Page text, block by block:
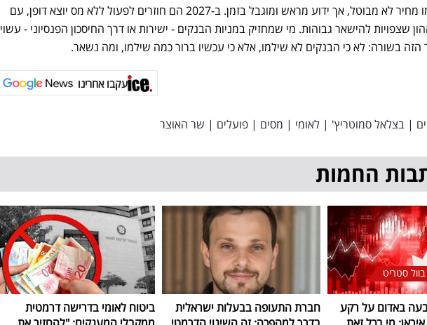
הבנקים ישלמו מחיר לא מבוטל, אך ידוע מראש ומוגבל בזמן. ב-2027 הם חוזרים לפעול ללא מס יוצא דופן, עם
שצפויות להישאר גבוהות. מי שמחזיק במניות הבנקים - ישירות או דרך החיסכון הפנסיוני - עשוי
בשורה: לא כי הבנקים לא שילמו, אלא כי עכשיו ברור כמה שילמו, ומה נשאר.
עקבו אחרינו
| בצלאל סמוטריץ' | לאומי | מסים | פועלים | שר האוצר
החמות
סטריט
באדום על רקע
חברת התעופה בבעלות ישראלית
ביטוח לאומי בדרישה דרמטית